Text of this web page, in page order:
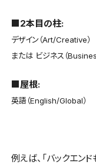
■2本目の柱:
デザイン（Art/Creative）
または ビジネス（
■屋根:
英語（English/Global）
例えば、「バックエン